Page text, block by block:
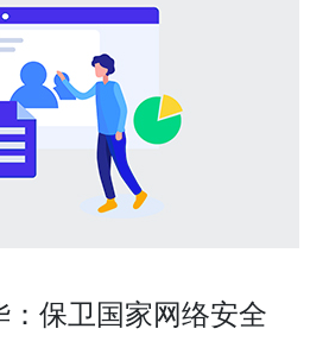
：保卫国家网络安全